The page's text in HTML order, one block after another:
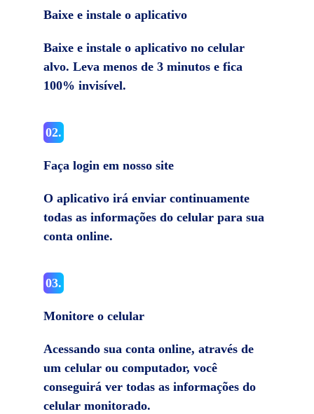
Baixe e instale o aplicativo
Baixe e instale o aplicativo no celular
alvo. Leva menos de 3 minutos e fica
100% invisível.
02.
Faça login em nosso site
O aplicativo irá enviar continuamente
todas as informações do celular para sua
conta online.
03.
Monitore o celular
Acessando sua conta online, através de
um celular ou computador, você
conseguirá ver todas as informações do
celular monitorado.